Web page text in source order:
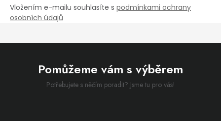
Vložením e-mailu souhlasíte s podmínkami ochrany
osobních údajů
Pomůžeme vám s výběrem
Potřebujete s něčím poradit? Jsme tu pro vás!